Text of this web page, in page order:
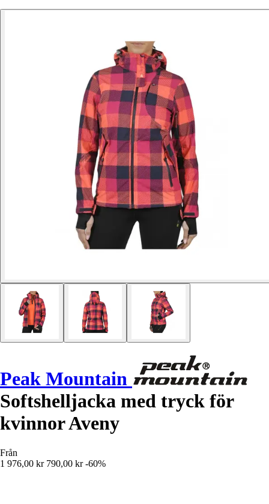
Peak Mountain
Softshelljacka med tryck för
kvinnor Aveny
Från
1 976,00 kr 790,00 kr -60%